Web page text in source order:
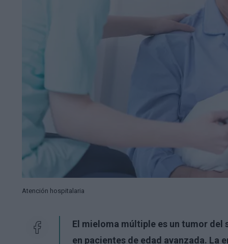
Atención hospitalaria
El mieloma múltiple es un tumor del
en pacientes de edad avanzada. La